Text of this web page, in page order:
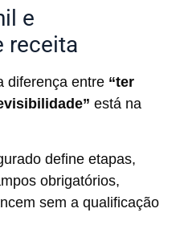
e
receita
diferença entre “ter
está na
define etapas,
obrigatórios,
sem a qualificação